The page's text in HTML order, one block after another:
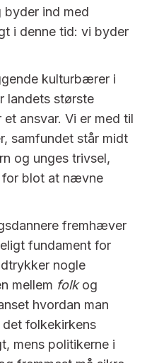
ind med
i denne tid: vi byder
kulturbærer i
landets største
ansvar. Vi er med til
samfundet står midt
og unges trivsel,
for blot at nævne
fremhæver
fundament for
nogle
mellem folkog
hvordan man
folkekirkens
mens politikerne i